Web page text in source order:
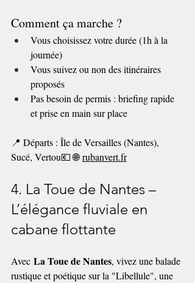
Comment ça marche ?
Vous choisissez votre durée (1h à la
journée)
Vous suivez ou non des itinéraires
proposés
Pas besoin de permis : briefing rapide
et prise en main sur place
📍 Départs : Île de Versailles (Nantes),
Sucé, Vertou💶 🌐 rubanvert.fr
4. La Toue de Nantes –
L’élégance fluviale en
cabane flottante
Avec La Toue de Nantes, vivez une balade
rustique et poétique sur la "Libellule", une